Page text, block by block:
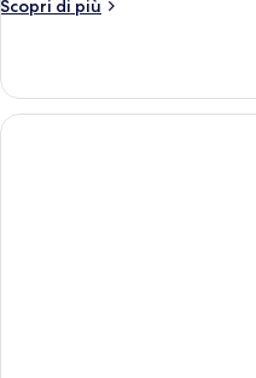
Scopri di più
Altri